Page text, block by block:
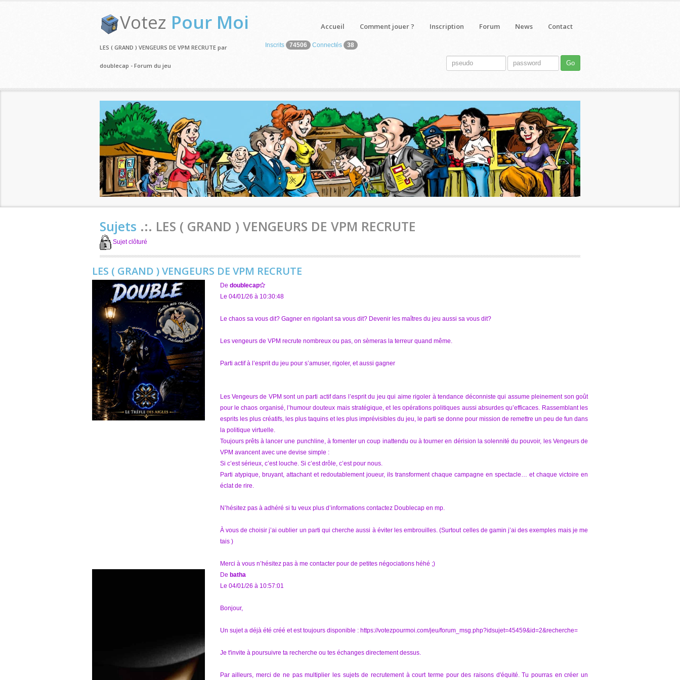
Votez Pour Moi
LES ( GRAND ) VENGEURS DE VPM RECRUTE par
doublecap - Forum du jeu
Accueil Comment jouer ? Inscription Forum News Contact
Inscrits 74506 Connectés 38
Go
Sujets .:. LES ( GRAND ) VENGEURS DE VPM RECRUTE
Sujet clôturé
LES ( GRAND ) VENGEURS DE VPM RECRUTE
De doublecap
Le 04/01/26 à 10:30:48
Le chaos sa vous dit? Gagner en rigolant sa vous dit? Devenir les maîtres du jeu aussi sa vous dit?
Les vengeurs de VPM recrute nombreux ou pas, on sèmeras la terreur quand même.
Parti actif à l’esprit du jeu pour s’amuser, rigoler, et aussi gagner
Les Vengeurs de VPM sont un parti actif dans l’esprit du jeu qui aime rigoler à tendance déconniste qui assume pleinement son goût
pour le chaos organisé, l’humour douteux mais stratégique, et les opérations politiques aussi absurdes qu’efficaces. Rassemblant les
esprits les plus créatifs, les plus taquins et les plus imprévisibles du jeu, le parti se donne pour mission de remettre un peu de fun dans
la politique virtuelle.
Toujours prêts à lancer une punchline, à fomenter un coup inattendu ou à tourner en dérision la solennité du pouvoir, les Vengeurs de
VPM avancent avec une devise simple :
Si c’est sérieux, c’est louche. Si c’est drôle, c’est pour nous.
Parti atypique, bruyant, attachant et redoutablement joueur, ils transforment chaque campagne en spectacle… et chaque victoire en
éclat de rire.
N’hésitez pas à adhéré si tu veux plus d’informations contactez Doublecap en mp.
À vous de choisir j’ai oublier un parti qui cherche aussi à éviter les embrouilles. (Surtout celles de gamin j’ai des exemples mais je me
tais )
Merci à vous n’hésitez pas à me contacter pour de petites négociations héhé ;)
De batha
Le 04/01/26 à 10:57:01
Bonjour,
Un sujet a déjà été créé et est toujours disponible : https://votezpourmoi.com/jeu/forum_msg.php?idsujet=45459&id=2&recherche=
Je t'invite à poursuivre ta recherche ou tes échanges directement dessus.
Par ailleurs, merci de ne pas multiplier les sujets de recrutement à court terme pour des raisons d'équité. Tu pourras en créer un